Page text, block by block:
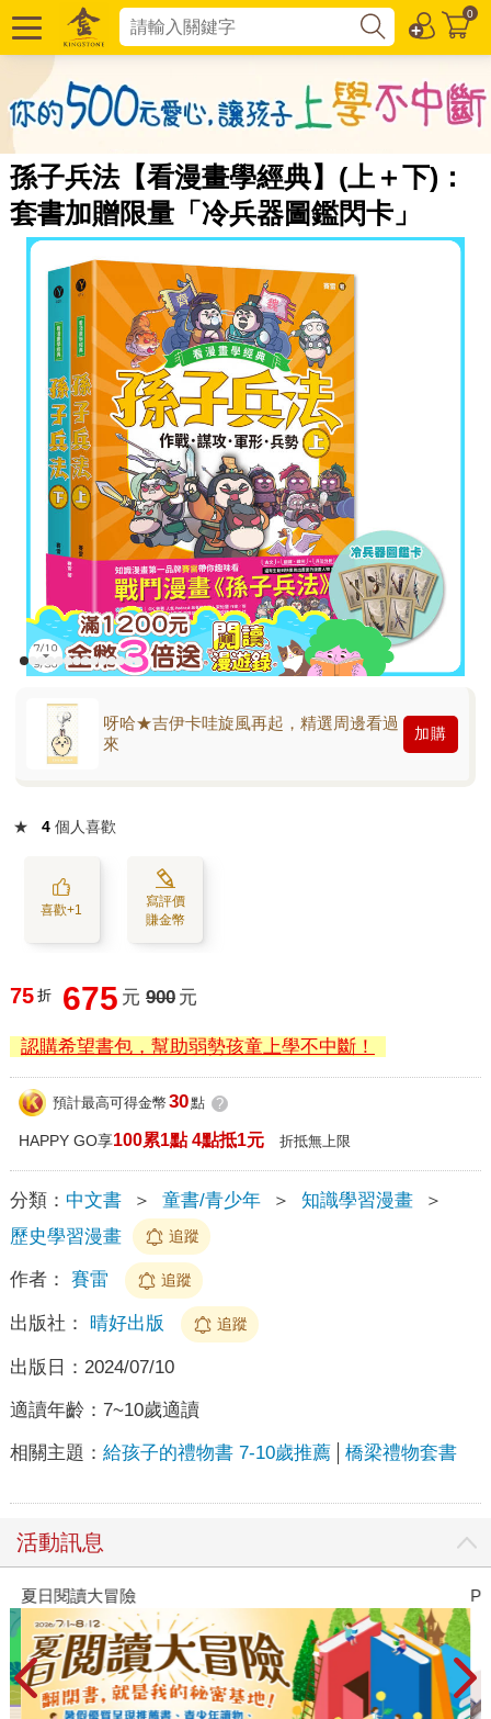
0
孫子兵法【看漫畫學經典】(上＋下)：
套書加贈限量「冷兵器圖鑑閃卡」
呀哈★吉伊卡哇旋風再起，精選周邊看過
來
加購
★ 4 個人喜歡
喜歡+1
寫評價
賺金幣
75 折 675 元 900 元
認購希望書包，幫助弱勢孩童上學不中斷！
預計最高可得金幣 30點 ?
HAPPY GO享100累1點 4點抵1元 折抵無上限
分類： 中文書 ＞ 童書/青少年 ＞ 知識學習漫畫
＞
歷史學習漫畫
追蹤
作者： 賽雷 追蹤
出版社： 晴好出版 追蹤
出版日： 2024/07/10
適讀年齡： 7~10歲適讀
相關主題： 給孩子的禮物書 7-10歲推薦 橋梁禮物套書
活動訊息
夏日閱讀大冒險